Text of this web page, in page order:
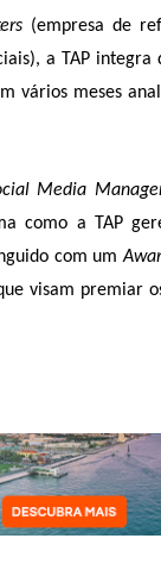
(empresa de
a TAP integra
vários meses
Media
como a TAP
com um
visam premiar